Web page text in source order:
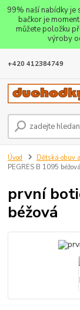
99% naší nabídky je
bačkor je
můžete položku
výroby
+420 412384749
Úvod Dětská obuv
PEGRES B 1095 béžová
první
béžová